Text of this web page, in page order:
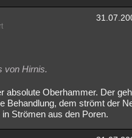
von Hirnis.
absolute Oberhammer. Der
Behandlung, dem strömt der
Strömen aus den Poren.